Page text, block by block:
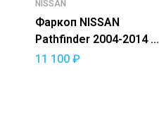
NISSAN
Фаркоп NISSAN
Pathfinder 2004-2014 —
съемный квадрат
11 100 ₽